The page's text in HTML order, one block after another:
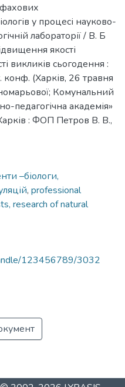
у процесі науково-
лабораторії / В. Б
якості
викликів сьогодення :
конф. (Харків, 26 травня
Комунальний
педагогічна академія»
: ФОП Петров В. В.,
–біологи,
, professional
research of natural
123456789/3032